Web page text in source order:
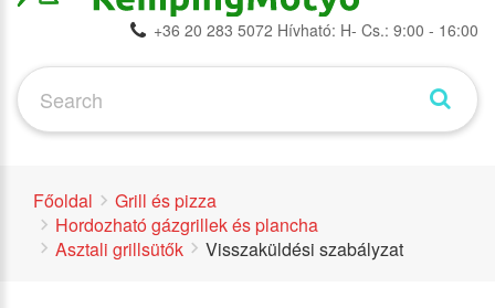
+36 20 283 5072 Hívható: H- Cs.: 9:00 - 16:00
Főoldal
Grill és pizza
Hordozható gázgrillek és plancha
Asztali grillsütők
Visszaküldési szabályzat